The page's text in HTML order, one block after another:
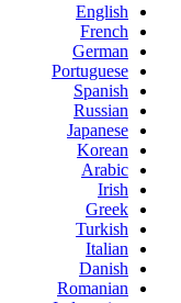
English
French
German
Portuguese
Spanish
Russian
Japanese
Korean
Arabic
Irish
Greek
Turkish
Italian
Danish
Romanian